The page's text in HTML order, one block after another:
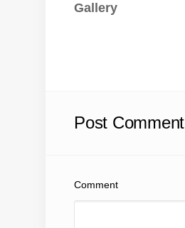
Gallery
Post Comment
Comment